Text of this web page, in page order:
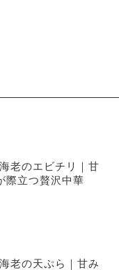
老のエビチリ｜甘
際立つ贅沢中華
老の天ぷら｜甘み